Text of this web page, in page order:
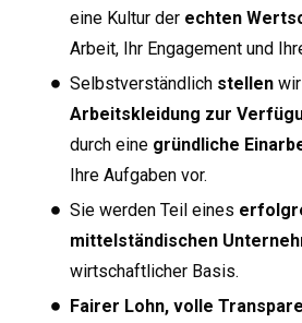
eine Kultur der echten
Arbeit, Ihr Engagement und
Selbstverständlich stellen
Arbeitskleidung zur
durch eine gründliche
Ihre Aufgaben vor.
Sie werden Teil eines
mittelständischen
wirtschaftlicher Basis.
Fairer Lohn, volle